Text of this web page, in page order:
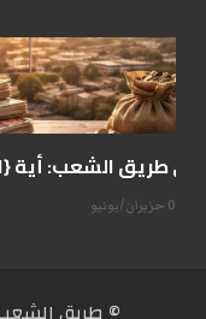
على طريق الشعب: أية
07 حزيران/يونيو